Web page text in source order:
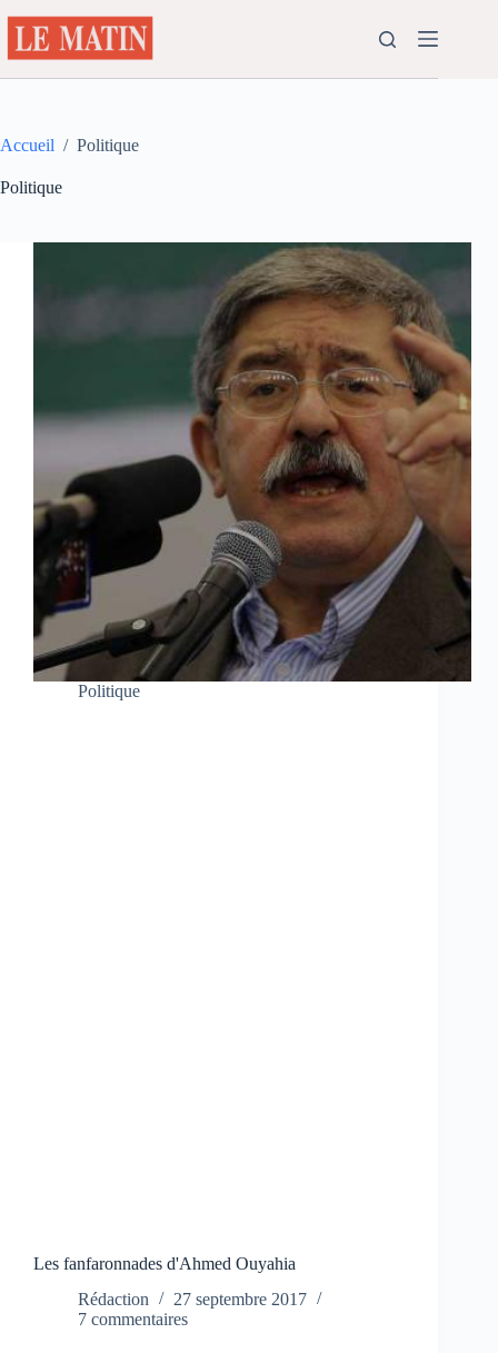
au
contenu
Accueil / Politique
Politique
Politique
Les fanfaronnades d'Ahmed Ouyahia
Rédaction
27 septembre 2017
7 commentaires